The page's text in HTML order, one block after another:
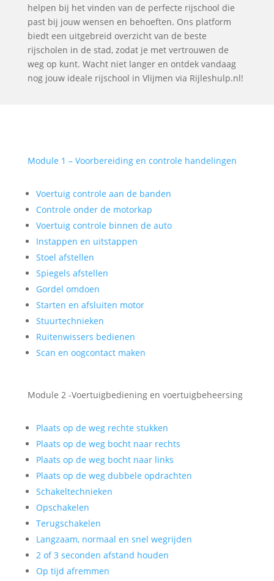
helpen bij het vinden van de perfecte rijschool die
past bij jouw wensen en behoeften. Ons platform
biedt een uitgebreid overzicht van de beste
rijscholen in de stad, zodat je met vertrouwen de
weg op kunt. Wacht niet langer en ontdek vandaag
nog jouw ideale rijschool in Vlijmen via Rijleshulp.nl!
Module 1 – Voorbereiding en controle handelingen
Voertuig controle aan de banden
Controle onder de motorkap
Voertuig controle binnen de auto
Instappen en uitstappen
Stoel afstellen
Spiegels afstellen
Gordel omdoen
Starten en afsluiten motor
Stuurtechnieken
Ruitenwissers bedienen
Scan en oogcontact maken
Module 2 -Voertuigbediening en voertuigbeheersing
Plaats op de weg rechte stukken
Plaats op de weg bocht naar rechts
Plaats op de weg bocht naar links
Plaats op de weg dubbele opdrachten
Schakeltechnieken
Opschakelen
Terugschakelen
Langzaam, normaal en snel wegrijden
2 of 3 seconden afstand houden
Op tijd afremmen